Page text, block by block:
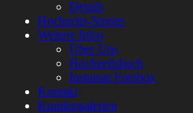
Details
Hochzeits-Stories
Weitere Infos
Über Uns
Hochzeitsbuch
Instamat Fotobox
Kontakt
Kundengalerien